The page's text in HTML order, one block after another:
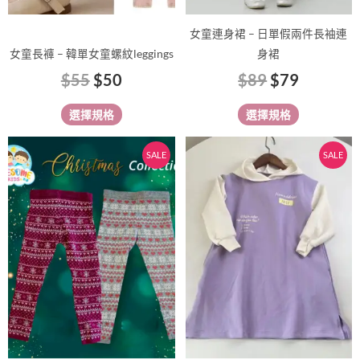
女童長褲 – ️️️️韓單女童螺紋leggings
$55$50
選擇規格
面
選
擇
選
女童連身裙 – 日單假兩件長袖連
身裙
$89$79
選擇規格
頁
面
選
擇
選
項
SALE
始
價
格：
$65。
前
價
格：
$49。
產
有
多
種
款
式。
可
在
產
SALE
原
始
價
格：
$69。
價
格：
$59。
此
產
品
有